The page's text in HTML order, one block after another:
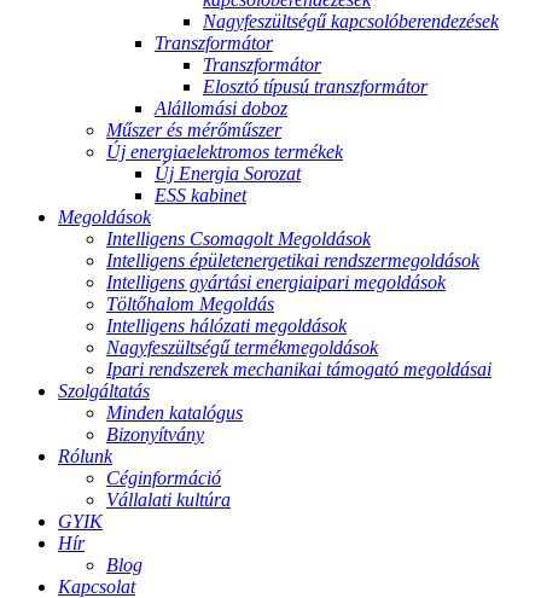
Nagyfeszültségű kapcsolóberendezések
Transzformátor
Transzformátor
Elosztó típusú transzformátor
Alállomási doboz
Műszer és mérőműszer
Új energiaelektromos termékek
Új Energia Sorozat
ESS kabinet
Megoldások
Intelligens Csomagolt Megoldások
Intelligens épületenergetikai rendszermegoldások
Intelligens gyártási energiaipari megoldások
Töltőhalom Megoldás
Intelligens hálózati megoldások
Nagyfeszültségű termékmegoldások
Ipari rendszerek mechanikai támogató megoldásai
Szolgáltatás
Minden katalógus
Bizonyítvány
Rólunk
Céginformáció
Vállalati kultúra
GYIK
Hír
Blog
Kapcsolat